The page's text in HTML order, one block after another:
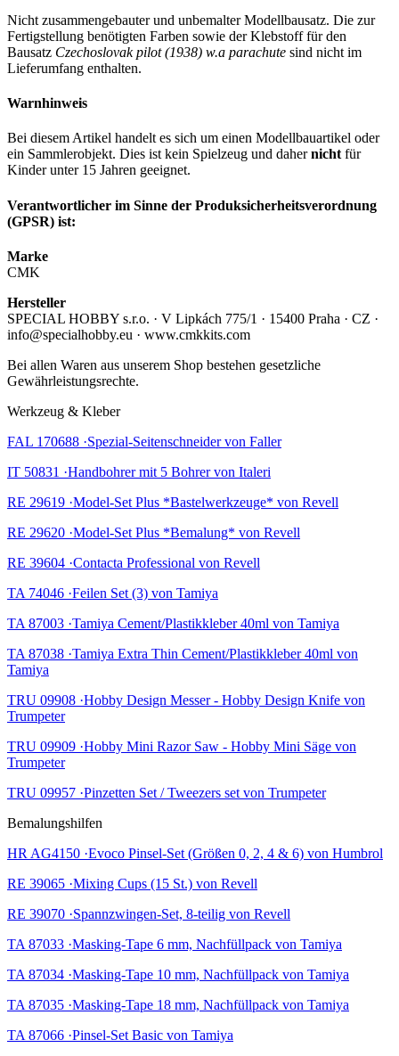
Nicht zusammengebauter und unbemalter Modellbausatz. Die zur
Fertigstellung benötigten Farben sowie der Klebstoff für den
Bausatz Czechoslovak pilot (1938) w.a parachute sind nicht im
Lieferumfang enthalten.
Warnhinweis
Bei diesem Artikel handelt es sich um einen Modellbauartikel oder
ein Sammlerobjekt. Dies ist kein Spielzeug und dahernicht für
Kinder unter 15 Jahren geeignet.
Verantwortlicher im Sinne der Produksicherheitsverordnung
(GPSR) ist:
Marke
CMK
Hersteller
SPECIAL HOBBY s.r.o. · V Lipkách 775/1 · 15400 Praha · CZ ·
info@specialhobby.eu · www.cmkkits.com
Bei allen Waren aus unserem Shop bestehen gesetzliche
Gewährleistungsrechte.
Werkzeug & Kleber
FAL 170688 ·Spezial-Seitenschneider von Faller
IT 50831 ·Handbohrer mit 5 Bohrer von Italeri
RE 29619 ·Model-Set Plus *Bastelwerkzeuge* von Revell
RE 29620 ·Model-Set Plus *Bemalung* von Revell
RE 39604 ·Contacta Professional von Revell
TA 74046 ·Feilen Set (3) von Tamiya
TA 87003 ·Tamiya Cement/Plastikkleber 40ml von Tamiya
TA 87038 ·Tamiya Extra Thin Cement/Plastikkleber 40ml von
Tamiya
TRU 09908 ·Hobby Design Messer - Hobby Design Knife von
Trumpeter
TRU 09909 ·Hobby Mini Razor Saw - Hobby Mini Säge von
Trumpeter
TRU 09957 ·Pinzetten Set / Tweezers set von Trumpeter
Bemalungshilfen
HR AG4150 ·Evoco Pinsel-Set (Größen 0, 2, 4 & 6) von Humbrol
RE 39065 ·Mixing Cups (15 St.) von Revell
RE 39070 ·Spannzwingen-Set, 8-teilig von Revell
TA 87033 ·Masking-Tape 6 mm, Nachfüllpack von Tamiya
TA 87034 ·Masking-Tape 10 mm, Nachfüllpack von Tamiya
TA 87035 ·Masking-Tape 18 mm, Nachfüllpack von Tamiya
TA 87066 ·Pinsel-Set Basic von Tamiya